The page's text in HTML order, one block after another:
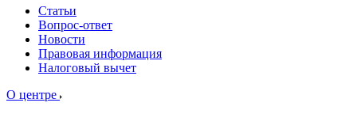
Статьи
Вопрос-ответ
Новости
Правовая информация
Налоговый вычет
О центре